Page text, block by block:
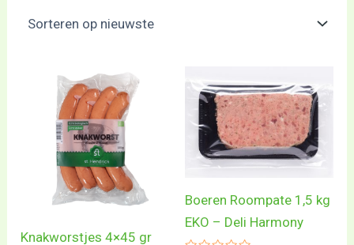
Knakworstjes 4×45 gr
Boeren Roompate 1,5 kg
EKO – Deli Harmony